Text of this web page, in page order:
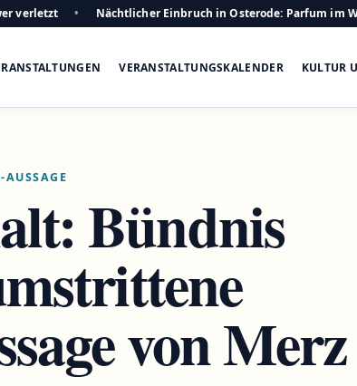
verletzt Nächtlicher Einbruch in Osterode: Parfum im
VERANSTALTUNGSKALENDER KULTUR
Bündnis
von Merz